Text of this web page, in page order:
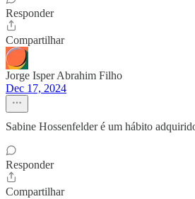
Responder
Compartilhar
Jorge Isper Abrahim Filho
Dec 17, 2024
Sabine Hossenfelder é um hábito
Responder
Compartilhar